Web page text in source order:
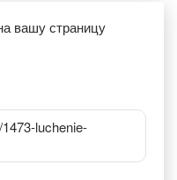
вашу страницу
luchenie-